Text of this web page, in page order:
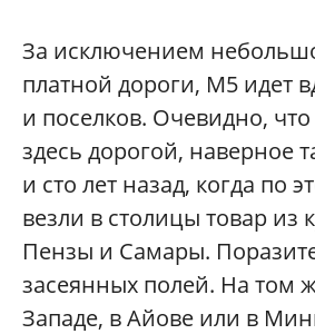
За исключением
платной дороги, М5 идет
и поселков. Очевидно,
здесь дорогой, наверное
и сто лет назад, когда по
везли в столицы товар из
Пензы и Самары.
засеянных полей. На том
Западе, в Айове или в